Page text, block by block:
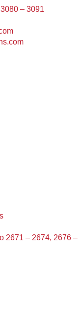
– 3091
2671 – 2674, 2676 –